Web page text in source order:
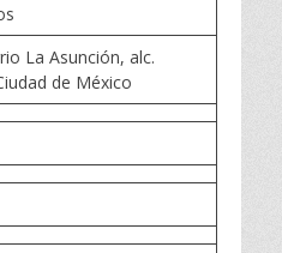
La Asunción, alc.
de México